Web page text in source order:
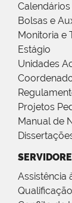
Bolsas e
Monitoria e
Estágio
Unidades
Projetos
Manual de
Assistência